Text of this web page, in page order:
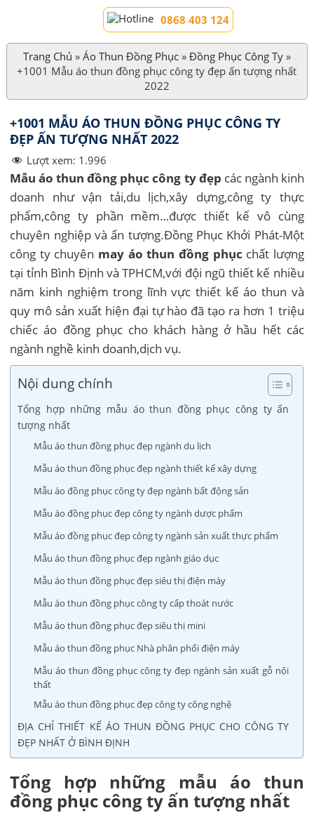
0868 403 124
Trang Chủ » Áo Thun Đồng Phục» Đồng Phục Công Ty»
+1001 Mẫu áo thun đồng phục công ty đẹp ấn tượng nhất
2022
+1001 MẪU ÁO THUN ĐỒNG PHỤC CÔNG TY
ĐẸP ẤN TƯỢNG NHẤT 2022
Lượt xem: 1.996
Mẫu áo thun đồng phục công ty đẹp các ngành kinh
doanh như vận tải,du lịch,xây dựng,công ty thực
phẩm,công ty phần mềm…được thiết kế vô cùng
chuyên nghiệp và ấn tượng.Đồng Phục Khởi Phát-Một
công ty chuyên may áo thun đồng phục chất lượng
tại tỉnh Bình Định và TPHCM,với đội ngũ thiết kế nhiều
năm kinh nghiệm trong lĩnh vực thiết kế áo thun và
quy mô sản xuất hiện đại tự hào đã tạo ra hơn 1 triệu
chiếc áo đồng phục cho khách hàng ở hầu hết các
ngành nghề kinh doanh,dịch vụ.
Nội dung chính
Tổng hợp những mẫu áo thun đồng phục công ty ấn
tượng nhất
Mẫu áo thun đồng phục đẹp ngành du lịch
Mẫu áo thun đồng phục đẹp ngành thiết kế xây dựng
Mẫu áo đồng phục công ty đẹp ngành bất động sản
Mẫu áo đồng phục đẹp công ty ngành dược phẩm
Mẫu áo đồng phục đẹp công ty ngành sản xuất thực phẩm
Mẫu áo thun đồng phục đẹp ngành giáo dục
Mẫu áo thun đồng phục đẹp siêu thị điện máy
Mẫu áo thun đồng phục công ty cấp thoát nước
Mẫu áo thun đồng phục đẹp siêu thị mini
Mẫu áo thun đồng phục Nhà phân phối điện máy
Mẫu áo thun đồng phục công ty đẹp ngành sản xuất gỗ nội
thất
Mẫu áo thun đồng phục đẹp công ty công nghệ
ĐỊA CHỈ THIẾT KẾ ÁO THUN ĐỒNG PHỤC CHO CÔNG TY
ĐẸP NHẤT Ở BÌNH ĐỊNH
Tổng hợp những mẫu áo thun
đồng phục công ty ấn tượng nhất